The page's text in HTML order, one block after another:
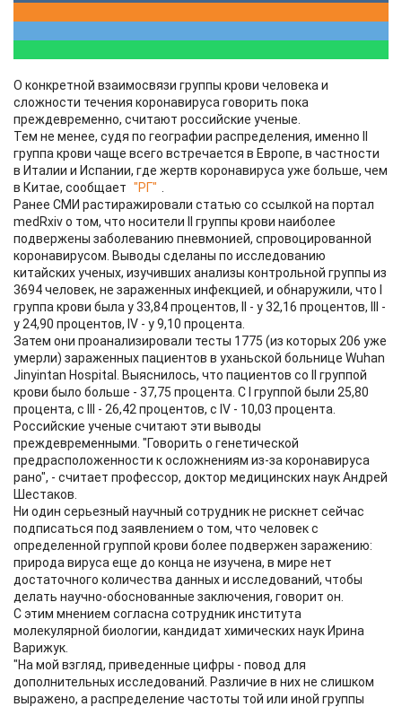
О конкретной взаимосвязи группы крови человека и
сложности течения коронавируса говорить пока
преждевременно, считают российские ученые.
Тем не менее, судя по географии распределения, именно II
группа крови чаще всего встречается в Европе, в частности
в Италии и Испании, где жертв коронавируса уже больше, чем
в Китае, сообщает "РГ"
Ранее СМИ растиражировали статью со ссылкой на портал
medRxiv о том, что носители II группы крови наиболее
подвержены заболеванию пневмонией, спровоцированной
коронавирусом. Выводы сделаны по исследованию
китайских ученых, изучивших анализы контрольной группы из
3694 человек, не зараженных инфекцией, и обнаружили, что I
группа крови была у 33,84 процентов, II - у 32,16 процентов, III -
у 24,90 процентов, IV - у 9,10 процента.
Затем они проанализировали тесты 1775 (из которых 206 уже
умерли) зараженных пациентов в уханьской больнице Wuhan
Jinyintan Hospital. Выяснилось, что пациентов со II группой
крови было больше - 37,75 процента. С I группой были 25,80
процента, с III - 26,42 процентов, с IV - 10,03 процента.
Российские ученые считают эти выводы
преждевременными. "Говорить о генетической
предрасположенности к осложнениям из-за коронавируса
рано", - считает профессор, доктор медицинских наук Андрей
Шестаков.
Ни один серьезный научный сотрудник не рискнет сейчас
подписаться под заявлением о том, что человек с
определенной группой крови более подвержен заражению:
природа вируса еще до конца не изучена, в мире нет
достаточного количества данных и исследований, чтобы
делать научно-обоснованные заключения, говорит он.
С этим мнением согласна сотрудник института
молекулярной биологии, кандидат хими­ческих наук Ирина
Варижук.
"На мой взгляд, приведенные цифры - повод для
дополнительных исследований. Различие в них не слишком
выражено, а распределение частоты той или иной группы